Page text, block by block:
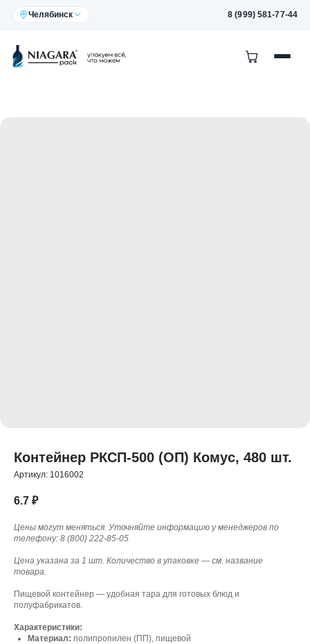
Челябинск 8 (999) 581-77-44
Контейнер РКСП-500 (ОП) Комус, 480 шт.
Артикул: 1016002
6.7 ₽
Цены могут меняться. Уточняйте информацию у менеджеров по
телефону: 8 (800) 222-85-05
Цена указана за 1 шт. Количество в упаковке — см. название
товара.
Пищевой контейнер — удобная тара для готовых блюд и
полуфабрикатов.
Характеристики:
Материал: полипропилен (ПП), пищевой